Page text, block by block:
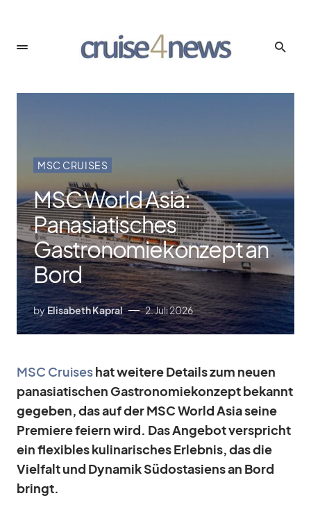
MSC CRUISES
MSC World Asia:
Panasiatisches
Gastronomiekonzept an
Bord
byElisabeth Kapral 2. Juli 2026
MSC Crui­seshat wei­tere De­tails zum neuen
pa­n­asia­ti­schen Gas­tro­no­mie­kon­zept be­kannt
ge­ge­ben, das auf der MSC World Asia seine
Pre­miere fei­ern wird. Das An­ge­bot ver­spricht
ein fle­xi­bles ku­li­na­ri­sches Er­leb­nis, das die
Viel­falt und Dy­na­mik Süd­ost­asi­ens an Bord
bringt.